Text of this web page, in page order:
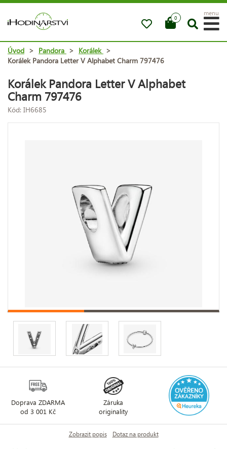
0
menu
Úvod > Pandora > Korálek >
Korálek Pandora Letter V Alphabet Charm 797476
Korálek Pandora Letter V Alphabet
Charm 797476
Kód: IH6685
Doprava ZDARMA
od 3 001 Kč
Záruka
originality
Zobrazit popis Dotaz na produkt